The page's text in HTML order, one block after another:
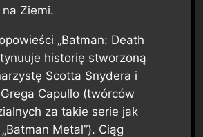
na Ziemi.
„Batman: Death
historię stworzoną
Scotta Snydera i
Capullo (twórców
za takie serie jak
„Batman Metal”). Ciąg